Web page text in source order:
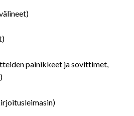
painikkeet ja sovittimet,